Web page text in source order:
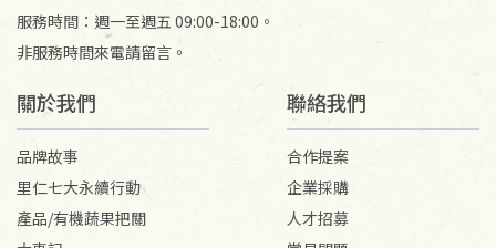
服務時間：週一至週五 09:00-18:00。
非服務時間來電請留言。
關於我們
品牌故事
里仁七大永續行動
產品/有機蔬果把關
聯絡我們
合作提案
企業採購
人才招募